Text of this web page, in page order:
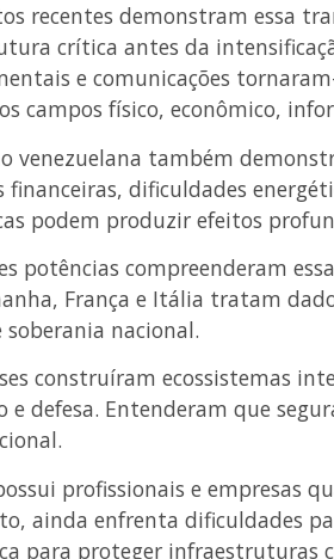
recentes demonstram essa
crítica antes da
e comunicações
campos físico, econômico,
venezuelana também
financeiras, dificuldades
podem produzir efeitos
potências compreenderam
França e Itália tratam
soberania nacional.
construíram ecossistemas
e defesa. Entenderam que
profissionais e empresas
ainda enfrenta dificuldades
para proteger infraestruturas